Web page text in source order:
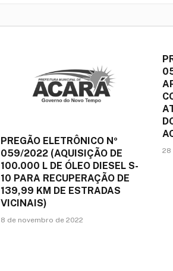
PREGÃO ELETRÔNICO Nº
059/2022 (AQUISIÇÃO DE
100.000 L DE ÓLEO DIESEL S-
10 PARA RECUPERAÇÃO DE
139,99 KM DE ESTRADAS
VICINAIS)
8 de novembro de 2022
28